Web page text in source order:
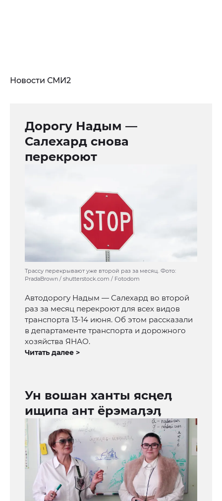
Новости СМИ2
Дорогу Надым —
Салехард снова
перекроют
Трассу перекрывают уже второй раз за месяц. Фото:
PradaBrown / shutterstock.com / Fotodom
Автодорогу Надым — Салехард во второй
раз за месяц перекроют для всех видов
транспорта 13-14 июня. Об этом рассказали
в департаменте транспорта и дорожного
хозяйства ЯНАО.
Читать далее >
Ун вошан ханты ясңеӆ
ищипа ант ёрэмаӆэӆ